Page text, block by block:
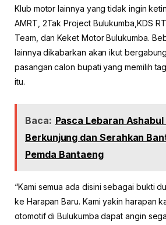
Klub motor lainnya yang tidak ingin
AMRT, 2Tak Project Bulukumba,KDS
Team, dan Keket Motor Bulukumba.
lainnya dikabarkan akan ikut
pasangan calon bupati yang memilih
itu.
Baca: Pasca Lebaran
Berkunjung dan Serahkan
Pemda Bantaeng
“Kami semua ada disini sebagai bukti
ke Harapan Baru. Kami yakin harapan
otomotif di Bulukumba dapat angin